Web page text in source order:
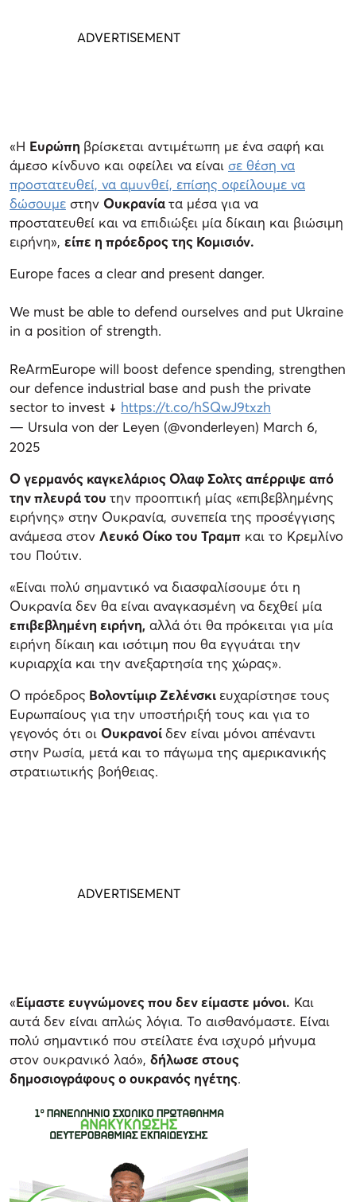
«Η Ευρώπη βρίσκεται αντιμέτωπη με ένα σαφή και
άμεσο κίνδυνο και οφείλει να είναι σε θέση να
προστατευθεί, να αμυνθεί, επίσης οφείλουμε να
δώσουμε στην Ουκρανίατα μέσα για να
προστατευθεί και να επιδιώξει μία δίκαιη και βιώσιμη
ειρήνη», είπε η πρόεδρος της Κομισιόν.
Europe faces a clear and present danger.
We must be able to defend ourselves and put Ukraine
in a position of strength.
ReArmEurope will boost defence spending, strengthen
our defence industrial base and push the private
sector to invest ↓ https://t.co/hSQwJ9txzh
— Ursula von der Leyen (@vonderleyen) March 6,
2025
Ο γερμανός καγκελάριος Ολαφ Σολτς απέρριψε από
την πλευρά του την προοπτική μίας «επιβεβλημένης
ειρήνης» στην Ουκρανία, συνεπεία της προσέγγισης
ανάμεσα στον Λευκό Οίκο του Τραμπ και το Κρεμλίνο
του Πούτιν.
«Είναι πολύ σημαντικό να διασφαλίσουμε ότι η
Ουκρανία δεν θα είναι αναγκασμένη να δεχθεί μία
επιβεβλημένη ειρήνη, αλλά ότι θα πρόκειται για μία
ειρήνη δίκαιη και ισότιμη που θα εγγυάται την
κυριαρχία και την ανεξαρτησία της χώρας».
Ο πρόεδρος Βολοντίμιρ Ζελένσκι ευχαρίστησε τους
Ευρωπαίους για την υποστήριξή τους και για το
γεγονός ότι οι Ουκρανοίδεν είναι μόνοι απέναντι
στην Ρωσία, μετά και το πάγωμα της αμερικανικής
στρατιωτικής βοήθειας.
«Είμαστε ευγνώμονες που δεν είμαστε μόνοι. Και
αυτά δεν είναι απλώς λόγια. Το αισθανόμαστε. Είναι
πολύ σημαντικό που στείλατε ένα ισχυρό μήνυμα
στον ουκρανικό λαό», δήλωσε στους
δημοσιογράφους ο ουκρανός ηγέτης.